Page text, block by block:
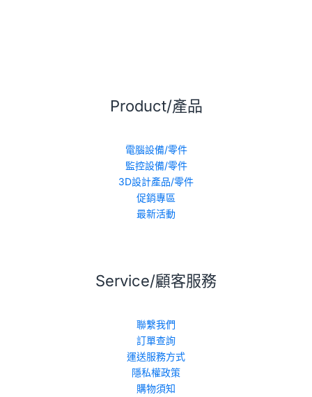
Product/產品
電腦設備/零件
監控設備/零件
3D設計產品/零件
促銷專區
最新活動
Service/顧客服務
聯繫我們
訂單查詢
運送服務方式
隱私權政策
購物須知